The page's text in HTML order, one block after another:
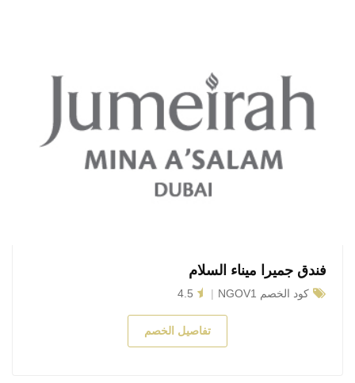
فندق جميرا ميناء السلام
كود الخصم NGOV1 4.5
تفاصيل الخصم